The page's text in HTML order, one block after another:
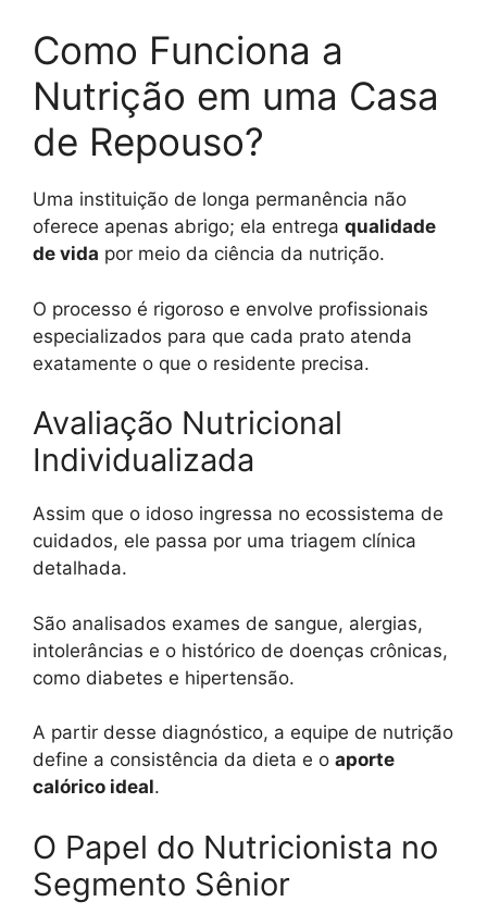
Como Funciona a
Nutrição em uma Casa
de Repouso?
Uma instituição de longa permanência não
oferece apenas abrigo; ela entrega qualidade
de vida por meio da ciência da nutrição.
O processo é rigoroso e envolve profissionais
especializados para que cada prato atenda
exatamente o que o residente precisa.
Avaliação Nutricional
Individualizada
Assim que o idoso ingressa no ecossistema de
cuidados, ele passa por uma triagem clínica
detalhada.
São analisados exames de sangue, alergias,
intolerâncias e o histórico de doenças crônicas,
como diabetes e hipertensão.
A partir desse diagnóstico, a equipe de nutrição
define a consistência da dieta e o aporte
calórico ideal.
O Papel do Nutricionista no
Segmento Sênior